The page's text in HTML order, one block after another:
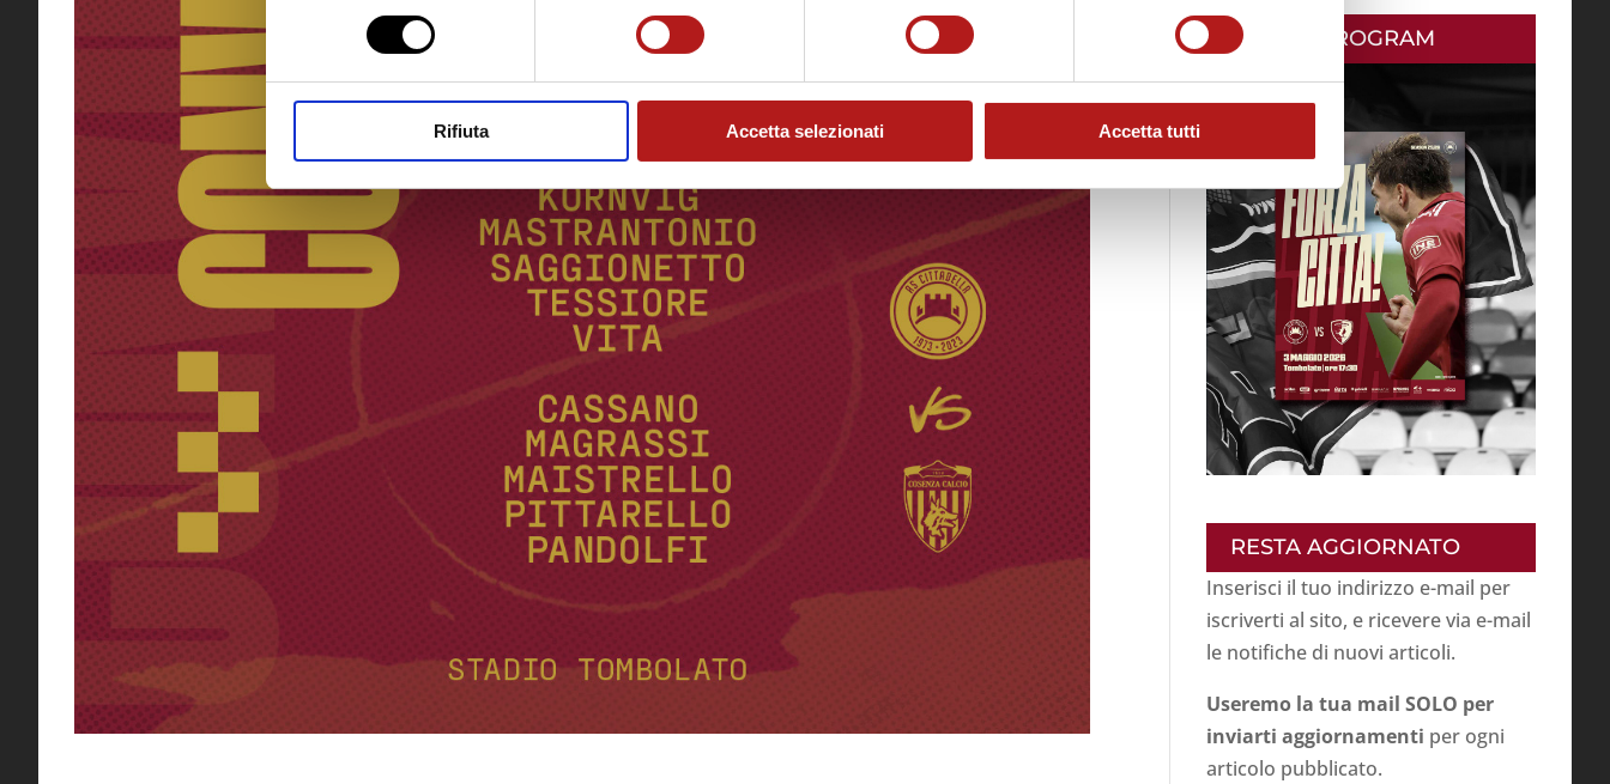
Rifiuta Accetta selezionati Accetta tutti
MATCH PROGRAM
RESTA AGGIORNATO
Inserisci il tuo indirizzo e-mail per
iscriverti al sito, e ricevere via e-mail
le notifiche di nuovi articoli.
Useremo la tua mail SOLO per
inviarti aggiornamenti per ogni
articolo pubblicato.